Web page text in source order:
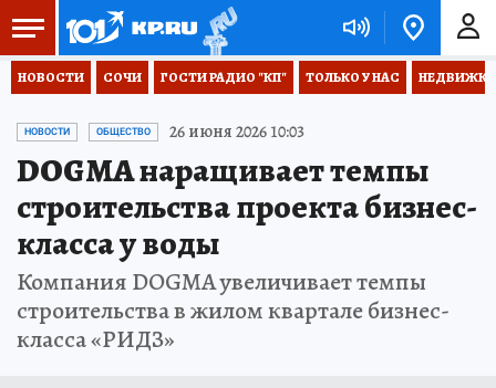
НОВОСТИ СОЧИ ГОСТИ РАДИО "КП" ТОЛЬКО У НАС НЕДВИЖКА
НОВОСТИ ОБЩЕСТВО 26 июня 2026 10:03
DOGMA наращивает темпы
строительства проекта бизнес-
класса у воды
Компания DOGMA увеличивает темпы
строительства в жилом квартале бизнес-
класса «РИДЗ»